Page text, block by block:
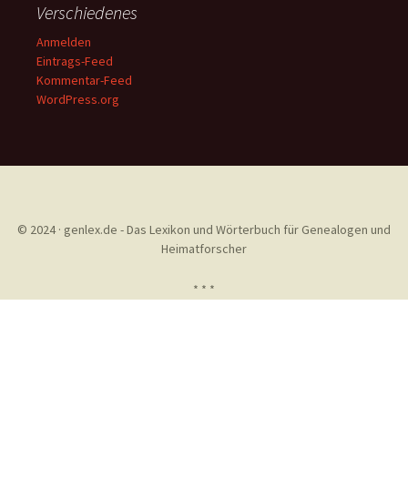
Verschiedenes
Anmelden
Eintrags-Feed
Kommentar-Feed
WordPress.org
© 2024 · genlex.de - Das Lexikon und Wörterbuch für Genealogen und
Heimatforscher
* * *